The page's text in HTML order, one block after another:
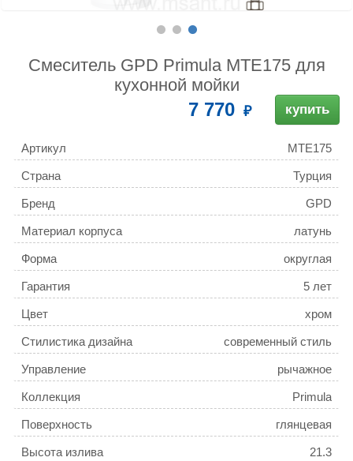
Смеситель GPD Primula MTE175 для
кухонной мойки
7 770 купить
Артикул MTE175
Страна Турция
Бренд GPD
Материал корпуса латунь
Форма округлая
Гарантия 5 лет
Цвет хром
Стилистика дизайна современный стиль
Управление рычажное
Коллекция Primula
Поверхность глянцевая
Высота излива 21.3